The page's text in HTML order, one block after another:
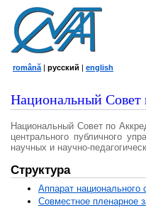
română | русский | english
Национальный Совет
Национальный Совет по
центрального публичного
научных и научно-
Структура
Аппарат национального
Совместное пленарное